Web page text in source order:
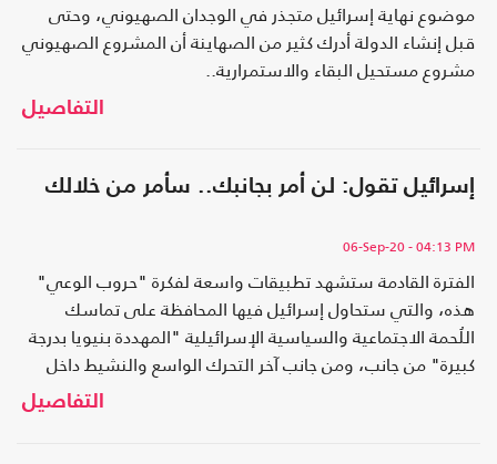
موضوع نهاية إسرائيل متجذر في الوجدان الصهيوني، وحتى
قبل إنشاء الدولة أدرك كثير من الصهاينة أن المشروع الصهيوني
مشروع مستحيل البقاء والاستمرارية..
التفاصيل
إسرائيل تقول: لن أمر بجانبك.. سأمر من خلالك
06-Sep-20- 04:13 PM
الفترة القادمة ستشهد تطبيقات واسعة لفكرة "حروب الوعي"
هذه، والتي ستحاول إسرائيل فيها المحافظة على تماسك
اللُحمة الاجتماعية والسياسية الإسرائيلية "المهددة بنيويا بدرجة
كبيرة" من جانب، ومن جانب آخر التحرك الواسع والنشيط داخل
التفاصيل